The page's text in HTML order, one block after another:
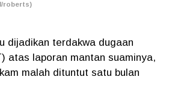
roberts)
dijadikan terdakwa dugaan
atas laporan mantan suaminya,
malah dituntut satu bulan